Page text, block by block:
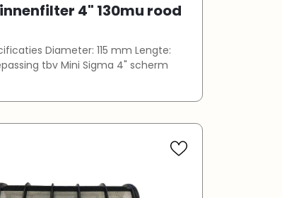
4" 130mu rood
115 mm Lengte:
Toepassing tbv Mini Sigma 4" scherm